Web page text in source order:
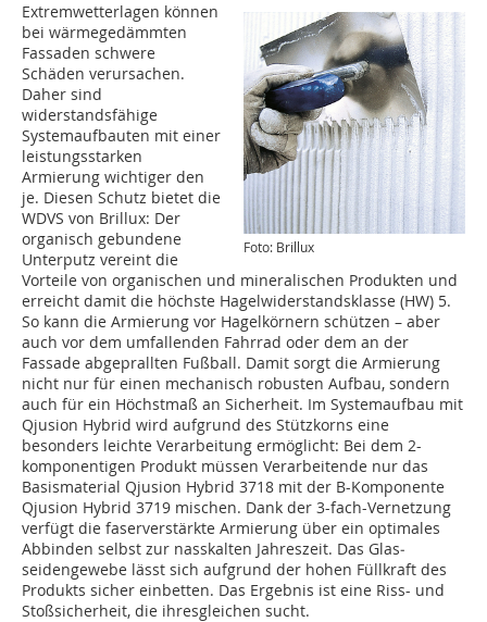
Foto: Brillux
Extremwetterlagen können
bei wärmegedämmten
Fassaden schwere
Schäden verursachen.
Daher sind
widerstandsfähige
Systemaufbauten mit einer
leistungsstarken
Armierung wichtiger den
je. Diesen Schutz bietet die
WDVS von Brillux: Der
organisch gebundene
Unterputz vereint die
Vorteile von organischen und mineralischen Produkten und
erreicht damit die höchste Hagelwiderstandsklasse (HW) 5.
So kann die Armierung vor Hagelkörnern schützen – aber
auch vor dem umfallenden Fahrrad oder dem an der
Fassade abgeprallten Fußball. Damit sorgt die Armierung
nicht nur für einen mechanisch robusten Aufbau, sondern
auch für ein Höchstmaß an Sicherheit. Im Systemaufbau mit
Qjusion Hybrid wird aufgrund des Stützkorns eine
besonders leichte Verarbeitung ermöglicht: Bei dem 2-
komponentigen Produkt müssen Verarbeitende nur das
Basismaterial Qjusion Hybrid 3718 mit der B-Komponente
Qjusion Hybrid 3719 mischen. Dank der 3-fach-Vernetzung
verfügt die faserverstärkte Armierung über ein optimales
Abbinden selbst zur nasskalten Jahreszeit. Das Glas­
seidengewebe lässt sich aufgrund der hohen Füllkraft des
Produkts sicher einbetten. Das Ergebnis ist eine Riss- und
Stoßsicherheit, die ihresgleichen sucht.